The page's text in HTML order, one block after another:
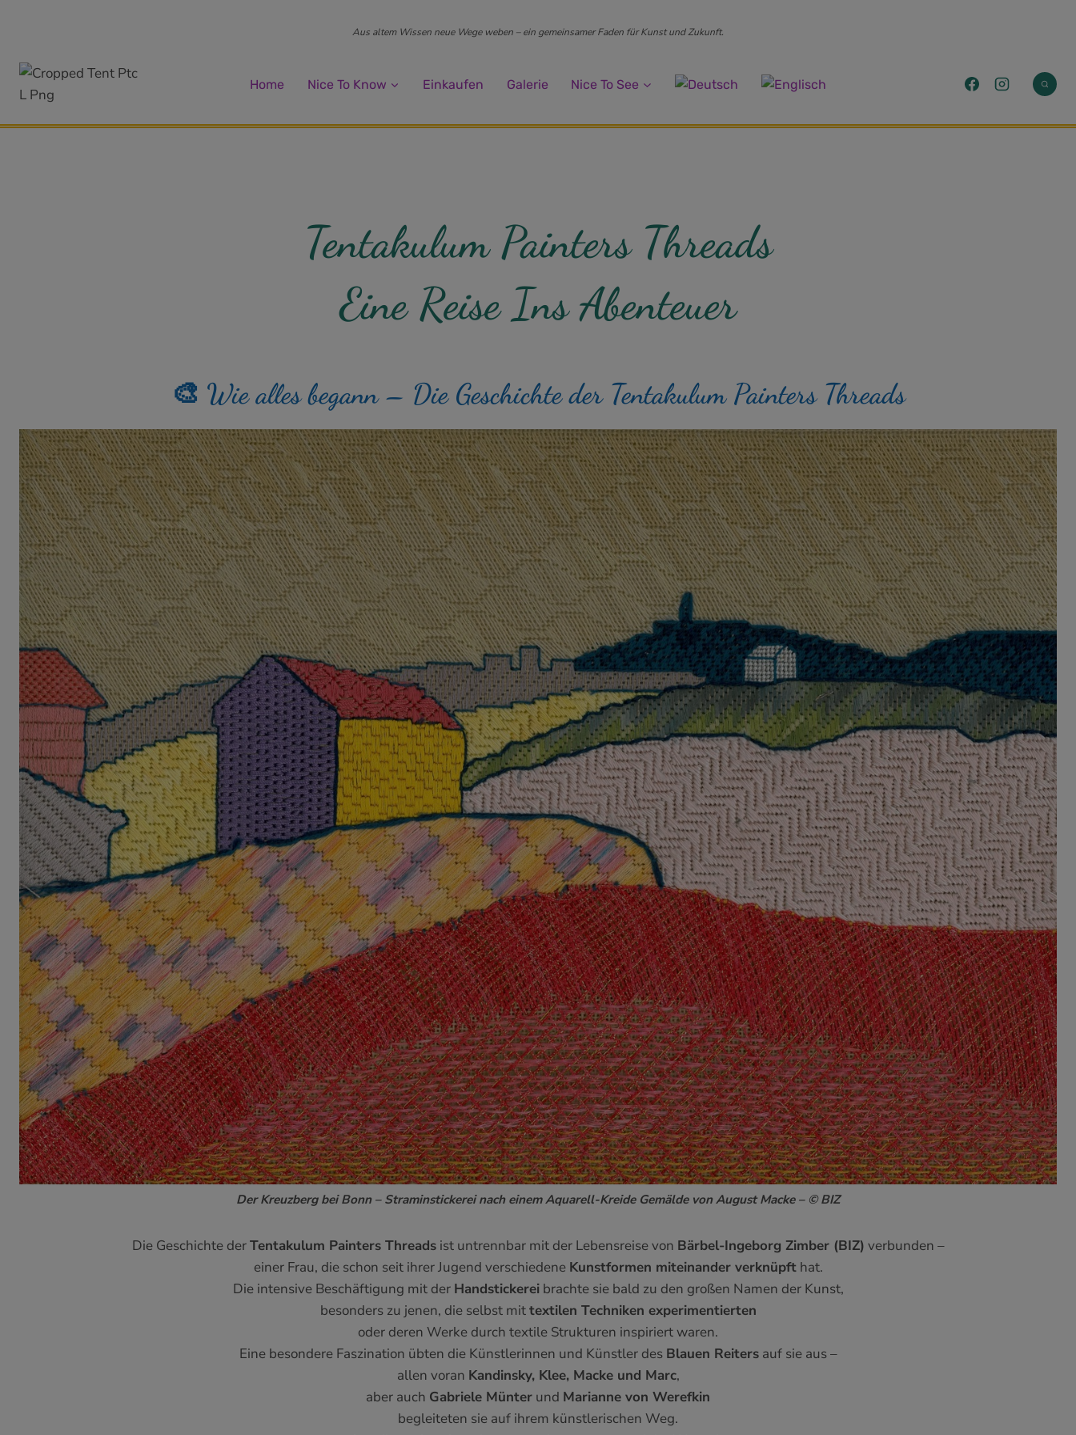
Aus altem Wissen neue Wege weben – ein gemeinsamer Faden für Kunst und Zukunft.
Home Nice To Know Einkaufen Galerie Nice To See
Tentakulum Painters Threads
Eine Reise Ins Abenteuer
🎨 Wie alles begann – Die Geschichte der Tentakulum Painters Threads
Der Kreuzberg bei Bonn – Straminstickerei nach einem Aquarell-Kreide Gemälde von August Macke – © BIZ
Die Geschichte derTentakulum Painters Threadsist untrennbar mit der Lebensreise von Bärbel-Ingeborg Zimber (BIZ) verbunden –
einer Frau, die schon seit ihrer Jugend verschiedene Kunstformen miteinander verknüpfthat.
Die intensive Beschäftigung mit der Handstickereibrachte sie bald zu den großen Namen der Kunst,
besonders zu jenen, die selbst mittextilen Techniken experimentierten
oder deren Werke durch textile Strukturen inspiriert waren.
Eine besondere Faszination übten die Künstlerinnen und Künstler des Blauen Reitersauf sie aus –
allen voran Kandinsky, Klee, Macke und Marc,
aber auch Gabriele Münter und Marianne von Werefkin
begleiteten sie auf ihrem künstlerischen Weg.